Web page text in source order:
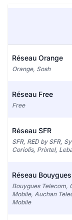
Réseau Orange
Orange, Sosh
Réseau Free
Free
Réseau SFR
SFR, RED by SFR,
Coriolis, Prixtel,
Réseau
Bouygues Telecom,
Mobile, Auchan
Mobile